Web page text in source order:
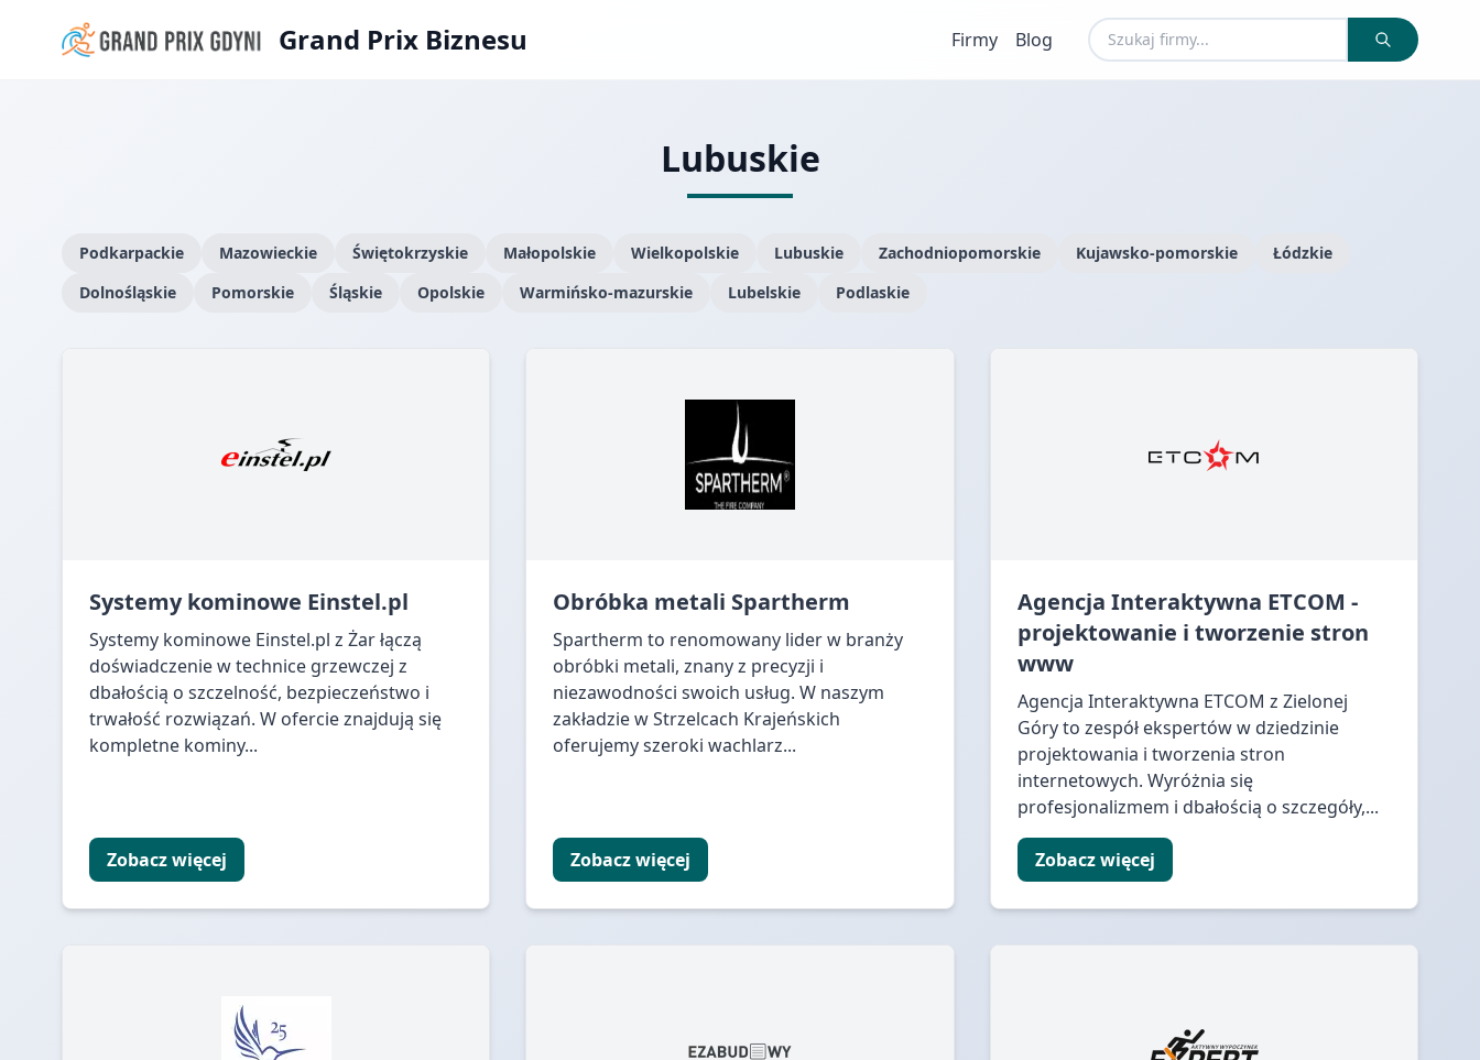
Grand Prix Biznesu Firmy Blog
Lubuskie
Podkarpackie Mazowieckie Świętokrzyskie Małopolskie Wielkopolskie Lubuskie Zachodniopomorskie Kujawsko-pomorskie
Łódzkie
Dolnośląskie
Pomorskie Śląskie Opolskie Warmińsko-mazurskie Lubelskie Podlaskie
Systemy kominowe Einstel.pl
Systemy kominowe Einstel.pl z Żar łączą
doświadczenie w technice grzewczej z
dbałością o szczelność, bezpieczeństwo i
trwałość rozwiązań. W ofercie znajdują się
kompletne kominy...
Zobacz więcej
Obróbka metali Spartherm
Spartherm to renomowany lider w branży
obróbki metali, znany z precyzji i
niezawodności swoich usług. W naszym
zakładzie w Strzelcach Krajeńskich
oferujemy szeroki wachlarz...
Zobacz więcej
Agencja Interaktywna ETCOM -
projektowanie i tworzenie stron
www
Agencja Interaktywna ETCOM z Zielonej
Góry to zespół ekspertów w dziedzinie
projektowania i tworzenia stron
internetowych. Wyróżnia się
profesjonalizmem i dbałością o szczegóły,...
Zobacz więcej